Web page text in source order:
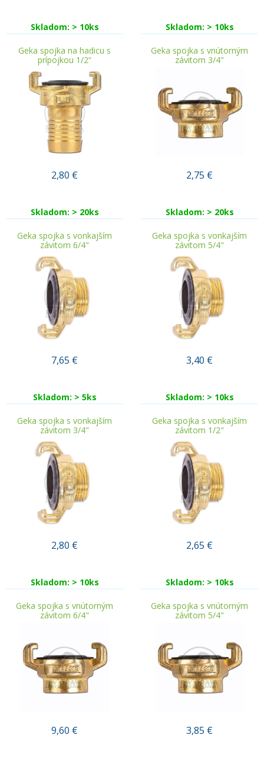
Skladom: > 10ks Skladom: > 10ks
Geka spojka na hadicu s
prípojkou 1/2“
2,80 €
Skladom: > 20ks
Geka spojka s vnútorným
závitom 3/4"
2,75 €
Skladom: > 20ks
Geka spojka s vonkajším
závitom 6/4"
7,65 €
Skladom: > 5ks
Geka spojka s vonkajším
závitom 5/4"
3,40 €
Skladom: > 10ks
Geka spojka s vonkajším
závitom 3/4"
2,80 €
Skladom: > 10ks
Geka spojka s vonkajším
závitom 1/2"
2,65 €
Skladom: > 10ks
Geka spojka s vnútorným
závitom 6/4"
9,60 €
Geka spojka s vnútorným
závitom 5/4"
3,85 €